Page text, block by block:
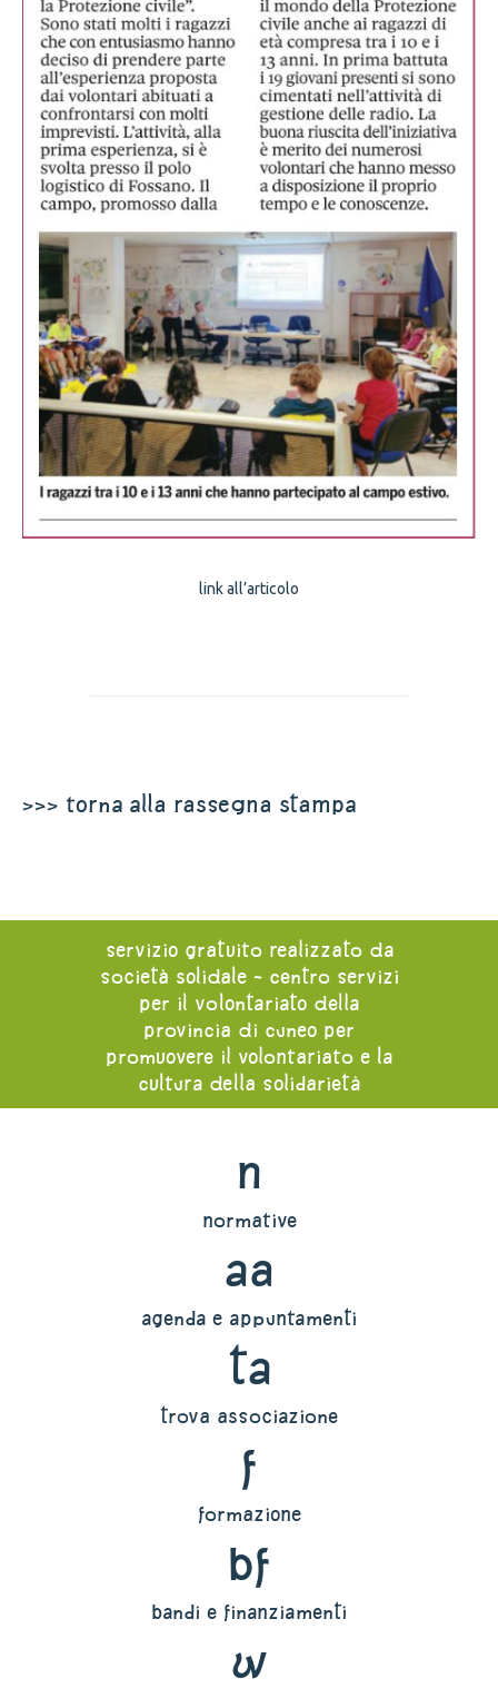
link all’articolo
>>> torna alla rassegna stampa
servizio gratuito realizzato da
società solidale - centro servizi
per il volontariato della
provincia di cuneo per
promuovere il volontariato e la
cultura della solidarietà
n
normative
aa
agenda e appuntamenti
ta
trova associazione
f
formazione
bf
bandi e finanziamenti
w